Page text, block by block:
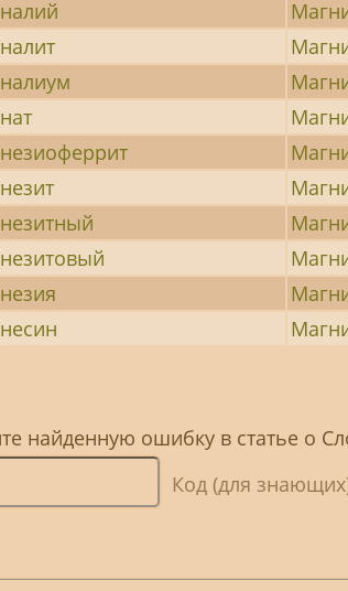
найденную ошибку в статье о
Код (для